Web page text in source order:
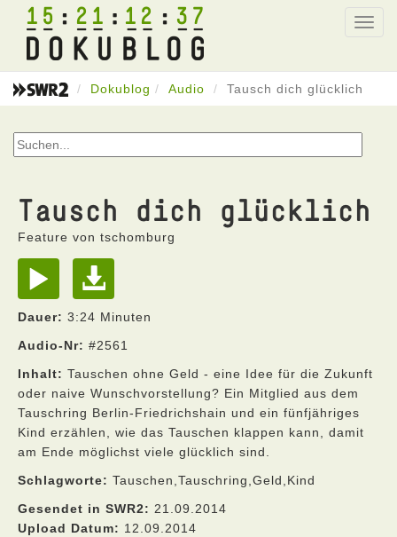
15 21 12 37
Dokublog Audio Tausch dich glücklich
Tausch dich glücklich
Feature von tschomburg
Dauer: 3:24 Minuten
Audio-Nr: #2561
Inhalt: Tauschen ohne Geld - eine Idee für die Zukunft
oder naive Wunschvorstellung? Ein Mitglied aus dem
Tauschring Berlin-Friedrichshain und ein fünfjähriges
Kind erzählen, wie das Tauschen klappen kann, damit
am Ende möglichst viele glücklich sind.
Schlagworte: Tauschen,Tauschring,Geld,Kind
Gesendet in SWR2: 21.09.2014
Upload Datum: 12.09.2014